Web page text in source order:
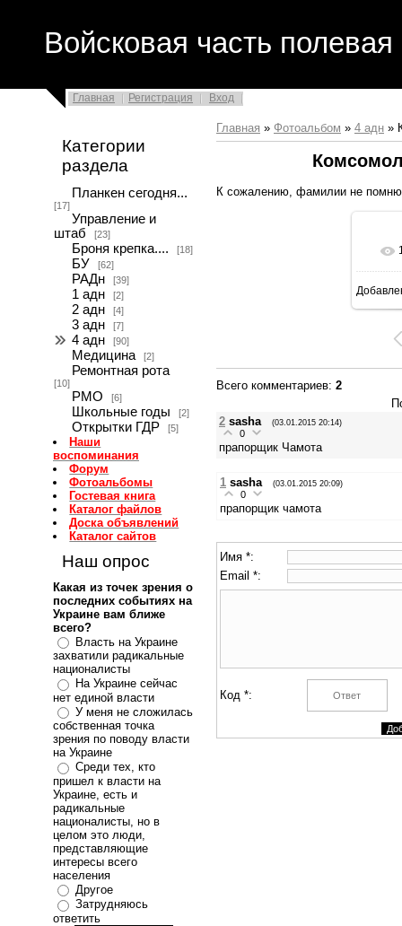
Войсковая часть полевая
Главная Регистрация Вход
Категории
раздела
Планкен сегодня...
[17]
Управление и
штаб
[23]
Броня крепка.... [18]
БУ [62]
РАДн [39]
1 адн [2]
2 адн [4]
3 адн [7]
4 адн [90]
Медицина [2]
Ремонтная рота
[10]
РМО [6]
Школьные годы [2]
Открытки ГДР [5]
Наши
воспоминания
Форум
Фотоальбомы
Гостевая книга
Каталог файлов
Доска объявлений
Каталог сайтов
Наш опрос
Какая из точек зрения о
последних событиях на
Украине вам ближе
всего?
Власть на Украине
захватили радикальные
националисты
На Украине сейчас
нет единой власти
У меня не сложилась
собственная точка
зрения по поводу власти
на Украине
Среди тех, кто
пришел к власти на
Украине, есть и
радикальные
националисты, но в
целом это люди,
представляющие
интересы всего
населения
Другое
Затрудняюсь
ответить
Главная » Фотоальбом » 4 адн »
К сожалению, фамилии не
Всего комментариев: 2
2 sasha (03.01.2015 20:14)
0
прапорщик Чамота
1 sasha (03.01.2015 20:09)
0
прапорщик чамота
Имя *:
Email *:
Код *: